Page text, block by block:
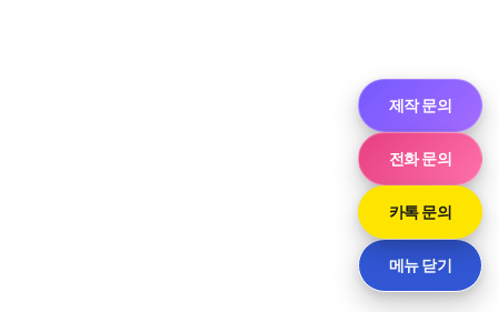
제작 문의
전화 문의
카톡 문의
메뉴 닫기